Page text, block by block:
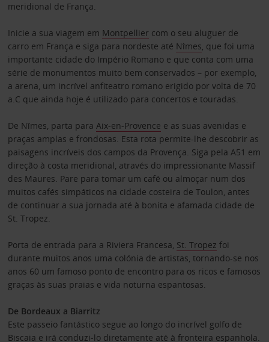
meridional de França.
Inicie a sua viagem em Montpellier com o seu aluguer de
carro em França e siga para nordeste até Nîmes, que foi uma
importante cidade do Império Romano e que conta com uma
série de monumentos muito bem conservados – por exemplo,
a arena, um incrível anfiteatro romano erigido por volta de 70
a.C que ainda hoje é utilizado para concertos e touradas.
De Nîmes, parta para Aix-en-Provence e as suas avenidas e
praças amplas e frondosas. Esta rota permite-lhe descobrir as
paisagens incríveis dos campos da Provença. Siga pela A51 em
direção à costa meridional, através do impressionante Massif
des Maures. Pare para tomar um café ou almoçar num dos
muitos cafés simpáticos na cidade costeira de Toulon, antes
de continuar a sua jornada até à bonita e afamada cidade de
St. Tropez.
Porta de entrada para a Riviera Francesa, St. Tropez foi
durante muitos anos uma colónia de artistas, tornando-se nos
anos 60 um famoso ponto de encontro para os ricos e famosos
graças às suas praias e vida noturna espantosas.
De Bordeaux a Biarritz
Este passeio fantástico segue ao longo do incrível golfo de
Biscaia e irá conduzi-lo diretamente até à fronteira espanhola.